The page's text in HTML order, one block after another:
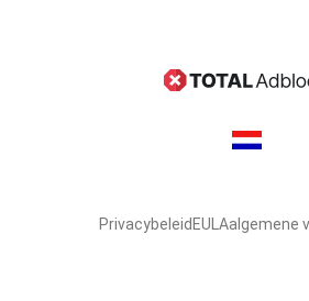
Privacybeleid EULAalgemene